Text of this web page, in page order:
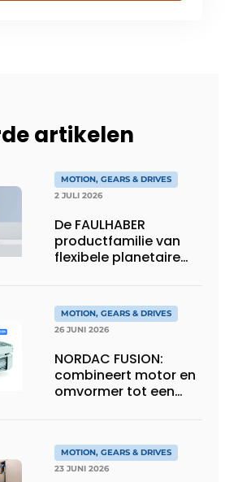
artikelen
MOTION, GEARS & DRIVES
2 JULI 2026
De FAULHABER
productfamilie van
flexibele planetaire
MOTION, GEARS & DRIVES
26 JUNI 2026
NORDAC FUSION:
combineert motor en
omvormer tot een
MOTION, GEARS & DRIVES
23 JUNI 2026